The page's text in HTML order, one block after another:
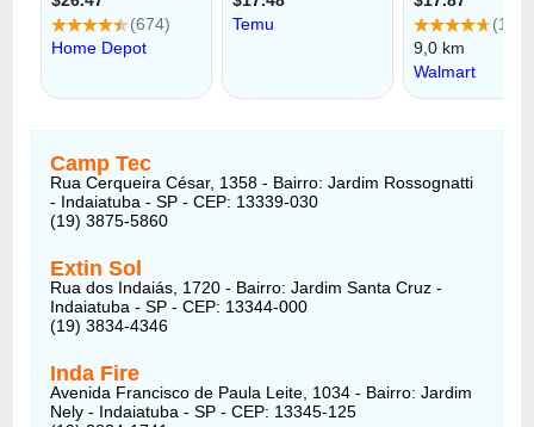
Camp Tec
Rua Cerqueira César, 1358 - Bairro: Jardim Rossognatti
- Indaiatuba - SP - CEP: 13339-030
(19) 3875-5860
Extin Sol
Rua dos Indaiás, 1720 - Bairro: Jardim Santa Cruz -
Indaiatuba - SP - CEP: 13344-000
(19) 3834-4346
Inda Fire
Avenida Francisco de Paula Leite, 1034 - Bairro: Jardim
Nely - Indaiatuba - SP - CEP: 13345-125